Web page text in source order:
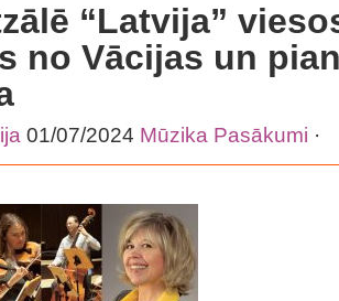
“Latvija”
no Vācijas un
01/07/2024 Mūzika Pasākumi ·